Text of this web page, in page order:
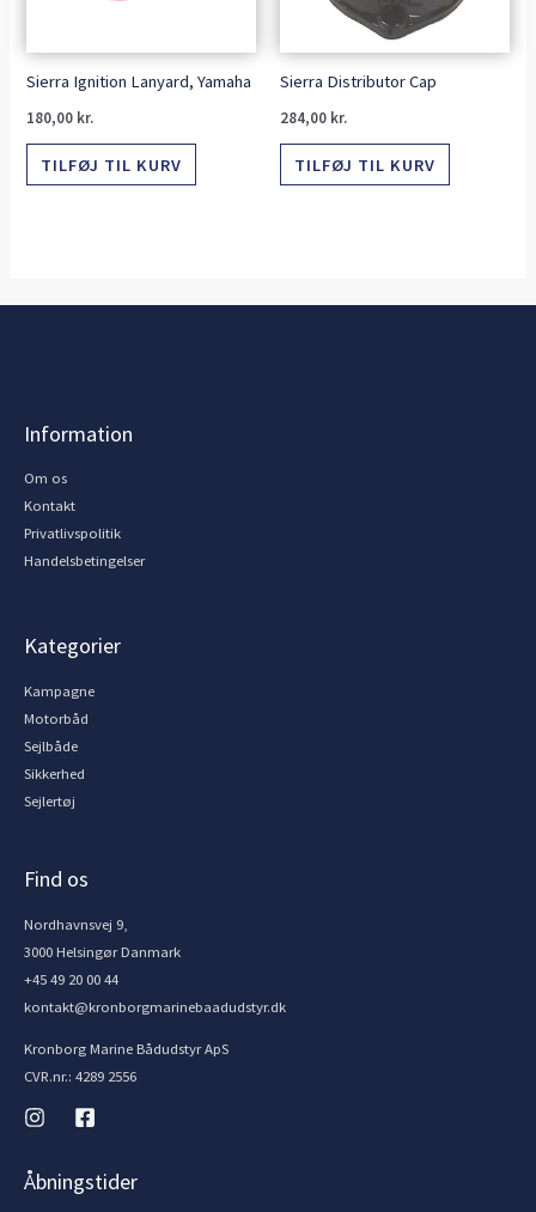
Sierra Ignition Lanyard, Yamaha
180,00 kr.
TILFØJ TIL KURV
Sierra Distributor Cap
284,00 kr.
TILFØJ TIL KURV
Information
Om os
Kontakt
Privatlivspolitik
Handelsbetingelser
Kategorier
Kampagne
Motorbåd
Sejlbåde
Sikkerhed
Sejlertøj
Find os
Nordhavnsvej 9,
3000 Helsingør Danmark
+45 49 20 00 44
kontakt@kronborgmarinebaadudstyr.dk
Kronborg Marine Bådudstyr ApS
CVR.nr.: 4289 2556
Åbningstider